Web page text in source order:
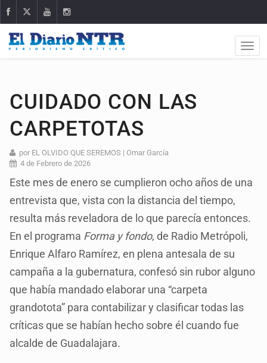
CUIDADO CON LAS
CARPETOTAS
por EL OLVIDO QUE SEREMOS | Omar García
4 de Febrero de 2026
Este mes de enero se cumplieron ocho años de una
entrevista que, vista con la distancia del tiempo,
resulta más reveladora de lo que parecía entonces.
En el programa Forma y fondo, de Radio Metrópoli,
Enrique Alfaro Ramírez, en plena antesala de su
campaña a la gubernatura, confesó sin rubor alguno
que había mandado elaborar una “carpeta
grandotota” para contabilizar y clasificar todas las
críticas que se habían hecho sobre él cuando fue
alcalde de Guadalajara.